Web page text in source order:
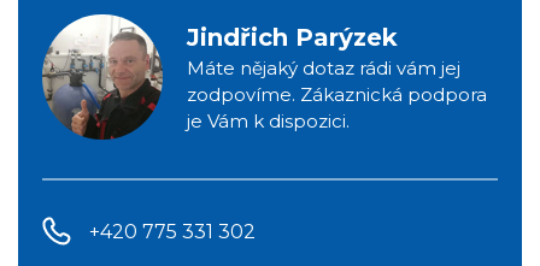
Jindřich Parýzek
Máte nějaký dotaz rádi vám jej
zodpovíme. Zákaznická podpora
je Vám k dispozici.
+420 775 331 302